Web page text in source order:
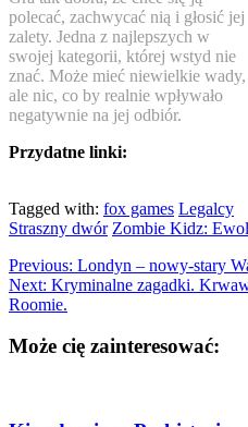
polecać, zachwycać nią i głosić jej
zalety. Jedna z najlepszych w
swojej kategorii, której wstyd nie
znać. Może mieć niewielkie wady,
ale nic, co by realnie wpływało
negatywnie na jej odbiór.
Przydatne linki:
Tagged with: fox games Legalcy
Straszny dwór Zombie Kidz:
Previous: Londyn – nowy-stary
Next: Kryminalne zagadki.
Roomie.
Może cię zainteresować: